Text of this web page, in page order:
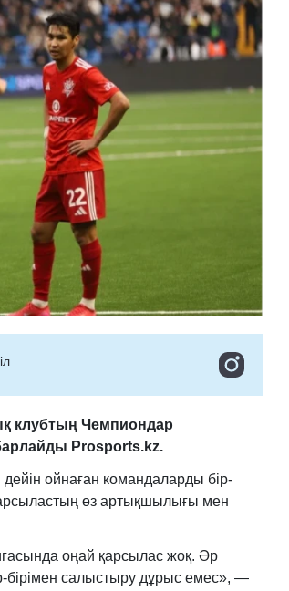
клубтың Чемпиондар
Prosports.kz.
ойнаған командаларды бір-
өз артықшылығы мен
оңай қарсылас жоқ. Әр
салыстыру дұрыс емес», —